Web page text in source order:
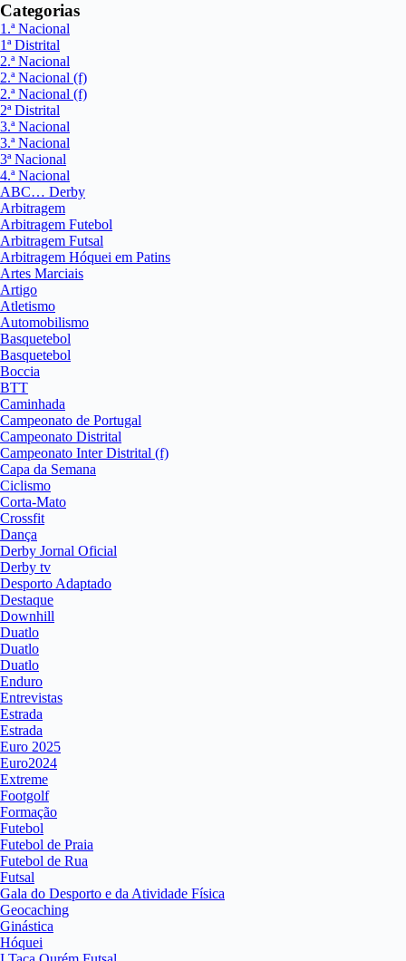
Categorias
1.ª Nacional
1ª Distrital
2.ª Nacional
2.ª Nacional (f)
2.ª Nacional (f)
2ª Distrital
3.ª Nacional
3.ª Nacional
3ª Nacional
4.ª Nacional
ABC… Derby
Arbitragem
Arbitragem Futebol
Arbitragem Futsal
Arbitragem Hóquei em Patins
Artes Marciais
Artigo
Atletismo
Automobilismo
Basquetebol
Basquetebol
Boccia
BTT
Caminhada
Campeonato de Portugal
Campeonato Distrital
Campeonato Inter Distrital (f)
Capa da Semana
Ciclismo
Corta-Mato
Crossfit
Dança
Derby Jornal Oficial
Derby tv
Desporto Adaptado
Destaque
Downhill
Duatlo
Duatlo
Duatlo
Enduro
Entrevistas
Estrada
Estrada
Euro 2025
Euro2024
Extreme
Footgolf
Formação
Futebol
Futebol de Praia
Futebol de Rua
Futsal
Gala do Desporto e da Atividade Física
Geocaching
Ginástica
Hóquei